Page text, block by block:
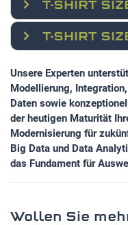
T-SHIRT
T-SHIRT
Unsere Experten
Modellierung,
Daten sowie
der heutigen Maturität
Modernisierung für
Big Data und Data
das Fundament für
Wollen Sie